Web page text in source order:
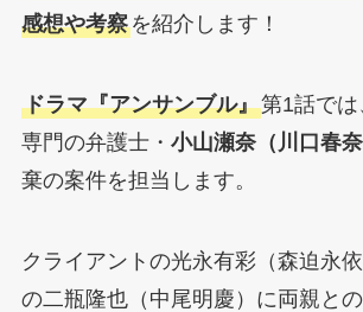
感想や考察を紹介します！
ドラマ『アンサンブル』第1話で
専門の弁護士・ 小山瀬奈（川口春奈
棄の案件を担当します。
クライアントの光永有彩（森迫永
の二瓶隆也（中尾明慶）に両親と